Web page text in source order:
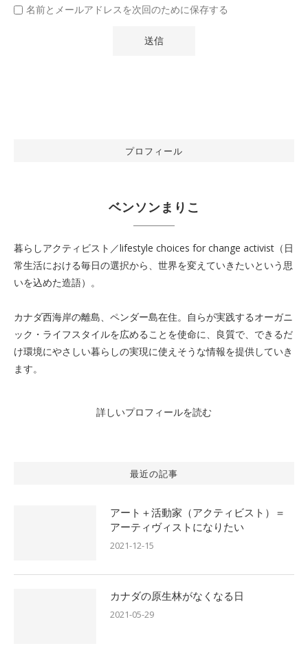
名前とメールアドレスを次回のために保存する
プロフィール
ベンソンまりこ
暮らしアクティビスト／lifestyle choices for change activist（日
常生活における毎日の選択から、世界を変えていきたいという思
いを込めた造語）。
カナダ西海岸の離島、ペンダー島在住。自らが実践するオーガニ
ック・ライフスタイルを広めることを使命に、良質で、できるだ
け環境にやさしい暮らしの実現に使えそうな情報を提供していき
ます。
詳しいプロフィールを読む
最近の記事
アート＋活動家（アクティビスト）＝
アーティヴィストになりたい
2021-12-15
カナダの原生林がなくなる日
2021-05-29